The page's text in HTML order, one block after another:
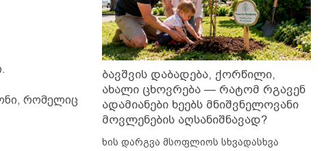
რომელიც
ბავშვის დაბადება, ქორწილი,
ახალი ცხოვრება — რატომ რგავენ
ადამიანები ხეებს მნიშვნელოვანი
მოვლენების აღსანიშნავად?
ხის დარგვა მსოფლიოს სხვადასხვა